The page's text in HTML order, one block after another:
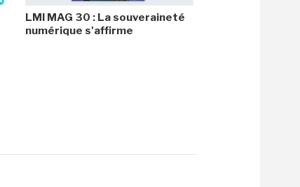
LMI MAG 30 : La souveraineté
numérique s'affirme